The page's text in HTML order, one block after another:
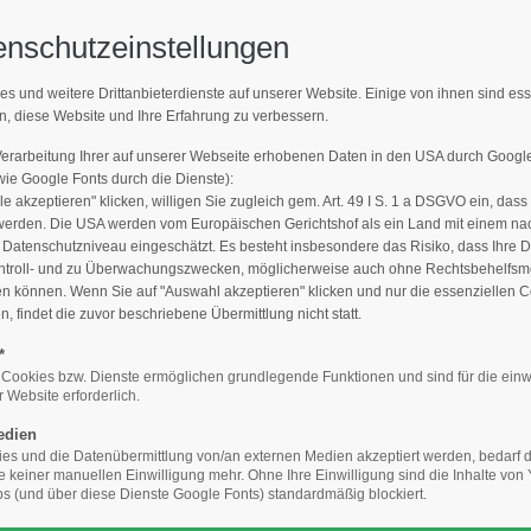
Mailadresse)
Support
Lorem ipsum dolor sit amet:
24h/
365days
Mon - Fri 8:00am - 5:00pm
(GMT +1)
376-
+44
FINDEN
Sie den Fachbetrieb in Ihrer
Baumpfleger finden Die Qualität macht´s: Geprüfter
und weitere Drittanbieterdienste auf unserer Website. Einige von ihnen sind
diese Website und Ihre Erfahrung zu verbessern.
Ihrer auf unserer Webseite erhobenen Daten in den USA durch
Google Fonts durch die Dienste):
akzeptieren" klicken, willigen Sie zugleich gem. Art. 49 I S. 1 a DSGVO ein,
Die USA werden vom Europäischen Gerichtshof als ein Land mit einem
eingeschätzt. Es besteht insbesondere das Risiko, dass Ihre
und zu Überwachungszwecken, möglicherweise auch ohne
können. Wenn Sie auf "Auswahl akzeptieren" klicken und nur die essenziellen
findet die zuvor beschriebene Übermittlung nicht statt.
bzw. Dienste ermöglichen grundlegende Funktionen und sind für die
Website erforderlich.
und die Datenübermittlung von/an externen Medien akzeptiert werden, bedarf
keiner manuellen Einwilligung mehr. Ohne Ihre Einwilligung sind die Inhalte von
(und über diese Dienste Google Fonts) standardmäßig blockiert.